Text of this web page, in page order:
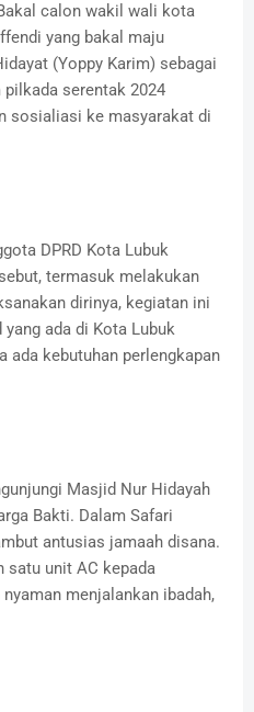
calon wakil wali kota
yang bakal maju
(Yoppy Karim) sebagai
serentak 2024
sosialiasi ke masyarakat di
DPRD Kota Lubuk
termasuk melakukan
dirinya, kegiatan ini
ada di Kota Lubuk
ada kebutuhan perlengkapan
Masjid Nur Hidayah
Bakti. Dalam Safari
antusias jamaah disana.
satu unit AC kepada
menjalankan ibadah,